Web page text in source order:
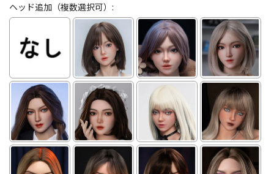
ヘッド追加（複数選択可）: